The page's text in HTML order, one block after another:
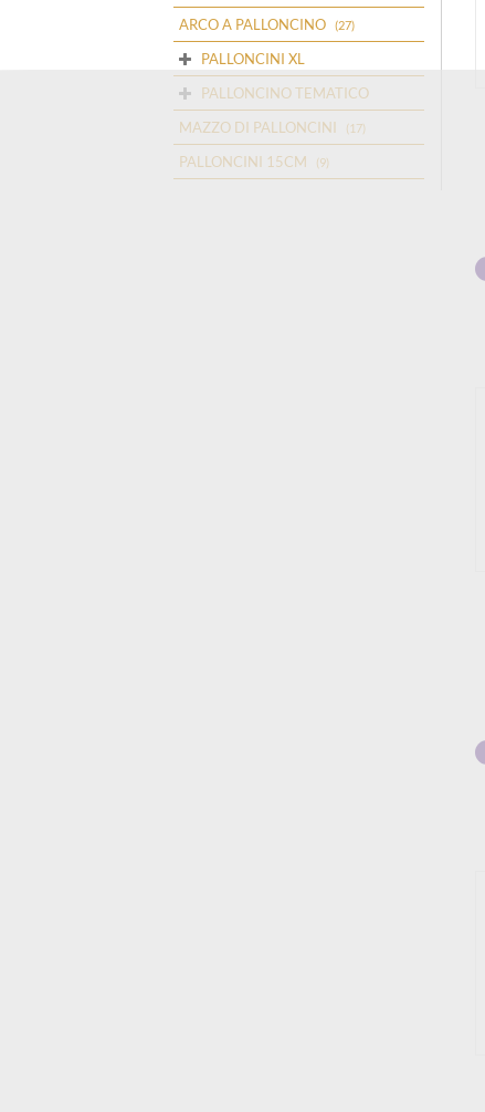
ARCO A PALLONCINO
(27)
PALLONCINI XL
PALLONCINO TEMATICO
MAZZO DI PALLONCINI
(17)
PALLONCINI 15CM (9)